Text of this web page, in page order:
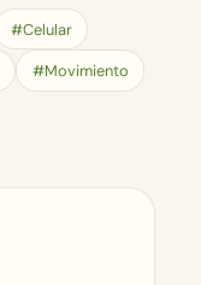
#Celular
#Movimiento